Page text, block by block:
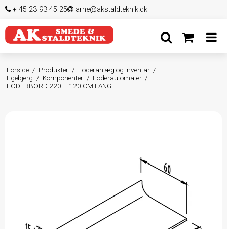
+ 45 23 93 45 25 arne@akstaldteknik.dk
Forside / Produkter / Foderanlæg og Inventar /
Egebjerg / Komponenter / Foderautomater /
FODERBORD 220-F 120 CM LANG